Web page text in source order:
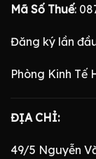
Mã Số Thuế:
Đăng ký lần
Phòng Kinh Tế
ĐỊA CHỈ:
49/5 Nguyễn